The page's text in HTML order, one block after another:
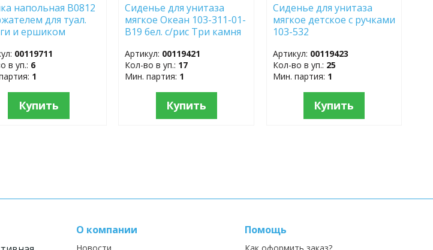
напольная B0812
для туал.
и ершиком
00119711
в уп.: 6
1
Купить
Сиденье для унитаза
мягкое Океан 103-311-01-
В19 бел. с/рис Три камня
Артикул: 00119421
Кол-во в уп.: 17
Мин. партия: 1
Купить
Сиденье для унитаза
мягкое детское с ручками
103-532
Артикул: 00119423
Кол-во в уп.: 25
Мин. партия: 1
Купить
О компании
Новости
Помощь
Как оформить заказ?